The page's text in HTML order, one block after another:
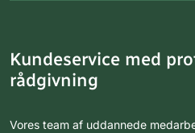
Kundeservice med
rådgivning
Vores team af uddannede